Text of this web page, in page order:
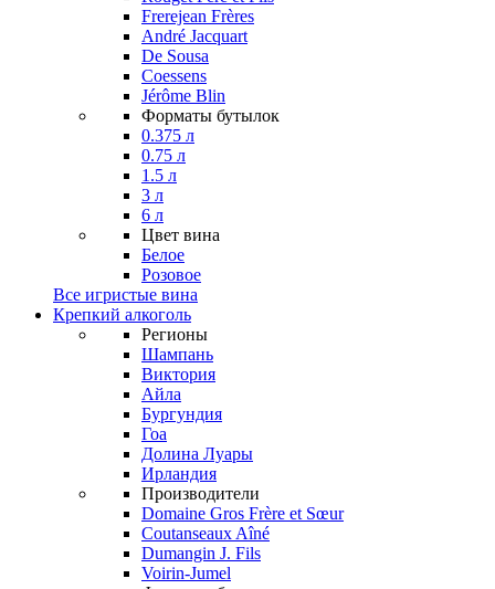
Frerejean Frères
André Jacquart
De Sousa
Coessens
Jérôme Blin
Форматы бутылок
0.375 л
0.75 л
1.5 л
3 л
6 л
Цвет вина
Белое
Розовое
Все игристые вина
Крепкий алкоголь
Регионы
Шампань
Виктория
Айла
Бургундия
Гоа
Долина Луары
Ирландия
Производители
Domaine Gros Frère et Sœur
Coutanseaux Aîné
Dumangin J. Fils
Voirin-Jumel